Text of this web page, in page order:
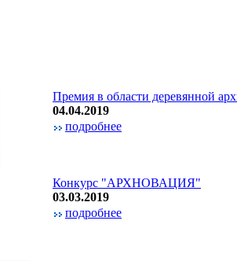
Премия в области деревянной
04.04.2019
подробнее
Конкурс "АРХНОВАЦИЯ"
03.03.2019
подробнее